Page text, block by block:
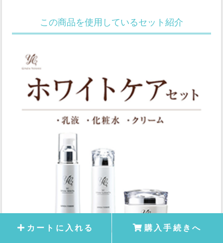
この商品を使用しているセット紹介
カートに入れる 購入手続きへ